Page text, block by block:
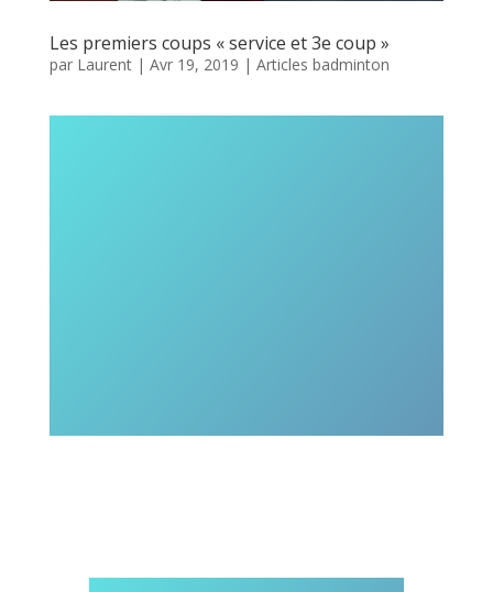
Les premiers coups « service et 3e coup »
par Laurent| Avr 19, 2019 | Articles badminton